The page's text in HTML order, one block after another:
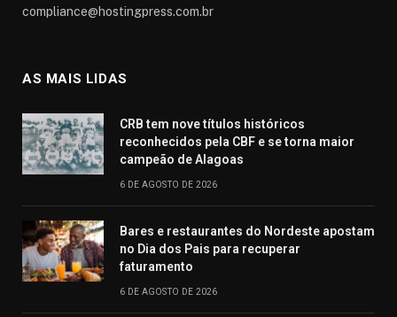
compliance@hostingpress.com.br
AS MAIS LIDAS
CRB tem nove títulos históricos
reconhecidos pela CBF e se torna maior
campeão de Alagoas
6 DE AGOSTO DE 2026
Bares e restaurantes do Nordeste apostam
no Dia dos Pais para recuperar
faturamento
6 DE AGOSTO DE 2026